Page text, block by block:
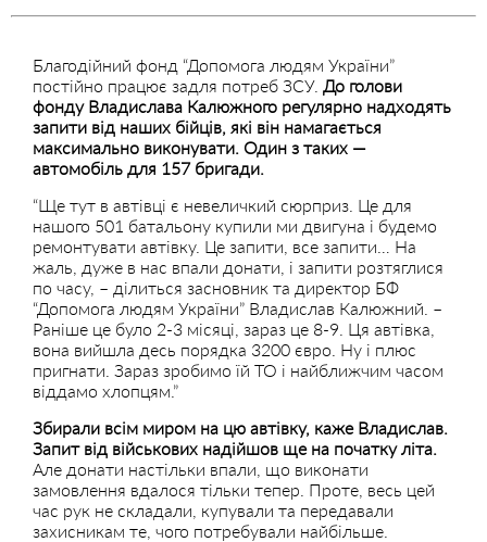
Благодійний фонд “Допомога людям України”
постійно працює задля потреб ЗСУ. До голови
фонду Владислава Калюжного регулярно надходять
запити від наших бійців, які він намагається
максимально виконувати. Один з таких —
автомобіль для 157 бригади.
“Ще тут в автівці є невеличкий сюрприз. Це для
нашого 501 батальону купили ми двигуна і будемо
ремонтувати автівку. Це запити, все запити… На
жаль, дуже в нас впали донати, і запити розтяглися
по часу, – ділиться засновник та директор БФ
“Допомога людям України” Владислав Калюжний. –
Раніше це було 2-3 місяці, зараз це 8-9. Ця автівка,
вона вийшла десь порядка 3200 євро. Ну і плюс
пригнати. Зараз зробимо їй ТО і найближчим часом
віддамо хлопцям.”
Збирали всім миром на цю автівку, каже Владислав.
Запит від військових надійшов ще на початку літа.
Але донати настільки впали, що виконати
замовлення вдалося тільки тепер. Проте, весь цей
час рук не складали, купували та передавали
захисникам те, чого потребували найбільше.